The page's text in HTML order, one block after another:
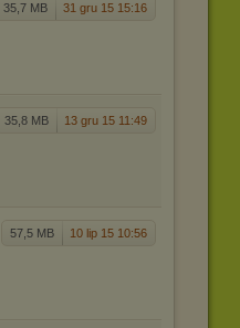
35,7 MB 31 gru 15 15:16
35,8 MB 13 gru 15 11:49
57,5 MB 10 lip 15 10:56